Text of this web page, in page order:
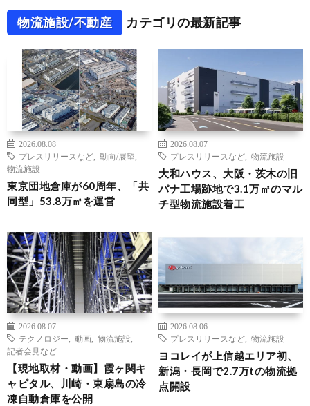
物流施設/不動産 カテゴリの最新記事
2026.08.08
プレスリリースなど
動向/展望
物流施設
東京団地倉庫が60周年、「共
同型」53.8万㎡を運営
2026.08.07
プレスリリースなど
物流施設
大和ハウス、大阪・茨木の旧
パナ工場跡地で3.1万㎡のマル
チ型物流施設着工
2026.08.07
テクノロジー
動画 物流施設
記者会見など
【現地取材・動画】霞ヶ関キ
ャピタル、川崎・東扇島の冷
凍自動倉庫を公開
2026.08.06
プレスリリースなど
物流施設
ヨコレイが上信越エリア初、
新潟・長岡で2.7万tの物流拠
点開設